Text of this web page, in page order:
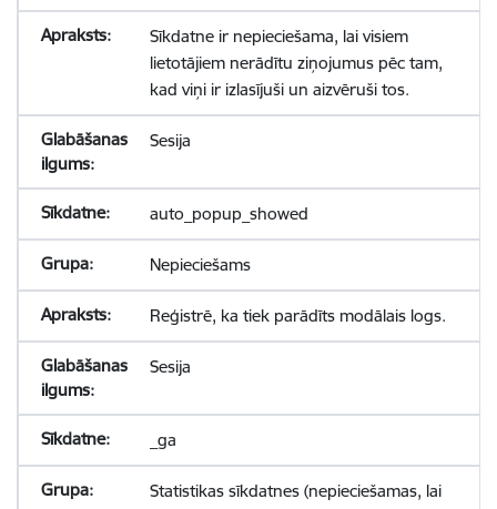
Sīkdatne ir nepieciešama, lai visiem
lietotājiem nerādītu ziņojumus pēc tam,
kad viņi ir izlasījuši un aizvēruši tos.
Sesija
auto_popup_showed
Nepieciešams
Reģistrē, ka tiek parādīts modālais logs.
Sesija
_ga
Statistikas sīkdatnes (nepieciešamas, lai